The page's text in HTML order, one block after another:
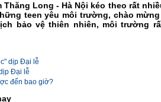
Thăng Long - Hà Nội kéo theo rất
teen yêu môi trường, chào
bảo vệ thiên nhiên, môi trường
dịp Đại lễ
Đại lễ
đến bao giờ?